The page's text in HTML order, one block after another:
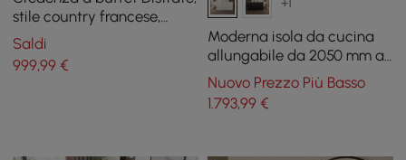
stile country francese,
colore bianco anticato, con
3 cassetti e 2 ripiani
Saldi
999,99 €
Moderna isola da cucina
allungabile da 2050 mm a
2680 mm con 4 sedie da
pranzo bianche
Nuovo Prezzo Più Basso
1.793,99€